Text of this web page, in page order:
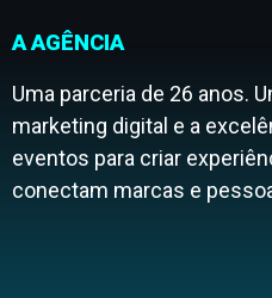
A AGÊNCIA
Uma parceria de 26 anos.
marketing digital e a
eventos para criar
conectam marcas e